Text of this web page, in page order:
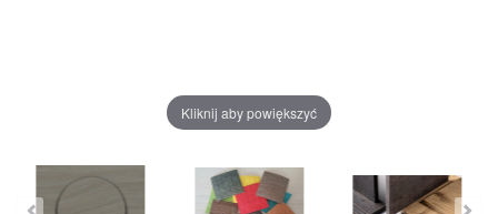
Kliknij aby powiększyć